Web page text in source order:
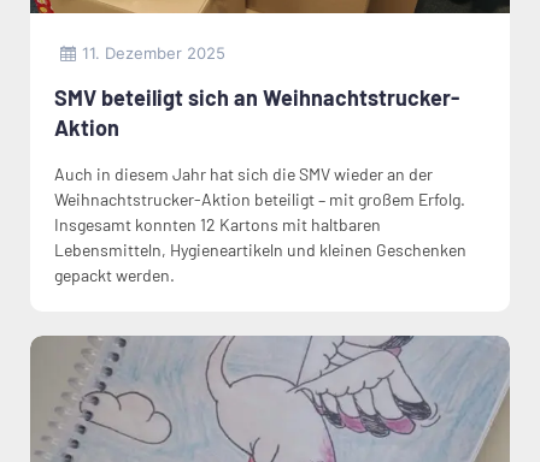
11. Dezember 2025
SMV beteiligt sich an Weihnachtstrucker-
Aktion
Auch in diesem Jahr hat sich die SMV wieder an der
Weihnachtstrucker-Aktion beteiligt – mit großem Erfolg.
Insgesamt konnten 12 Kartons mit haltbaren
Lebensmitteln, Hygieneartikeln und kleinen Geschenken
gepackt werden.